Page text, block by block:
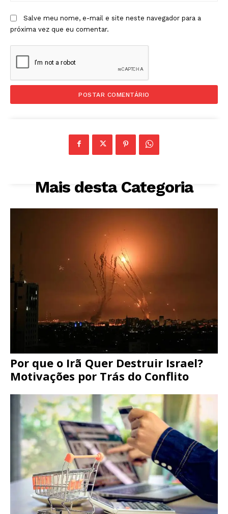
Salve meu nome, e-mail e site neste navegador para a
próxima vez que eu comentar.
Mais desta Categoria
Por que o Irã Quer Destruir Israel?
Motivações por Trás do Conflito